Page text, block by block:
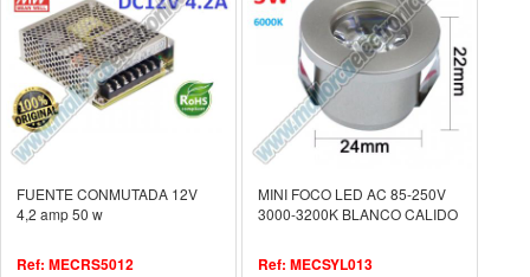
FUENTE CONMUTADA 12V
4,2 amp 50 w
Ref: MECRS5012
MINI FOCO LED AC 85-250V
3000-3200K BLANCO CALIDO
Ref: MECSYL013